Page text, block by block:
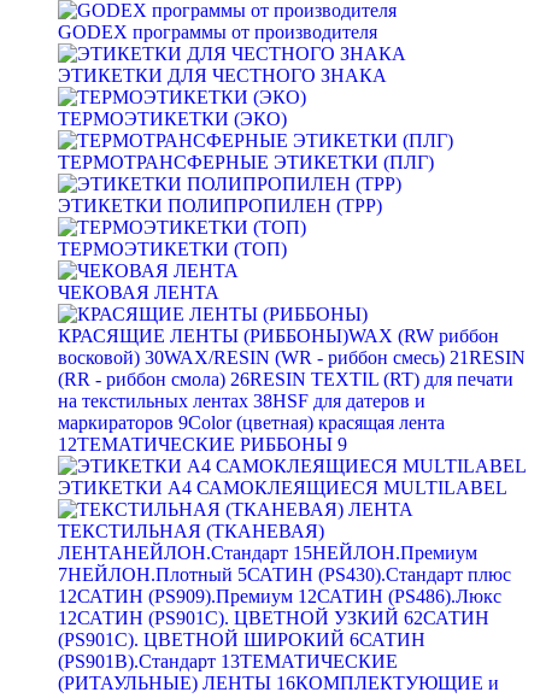
GODEX программы от производителя
ЭТИКЕТКИ ДЛЯ ЧЕСТНОГО ЗНАКА
ТЕРМОЭТИКЕТКИ (ЭКО)
ТЕРМОТРАНСФЕРНЫЕ ЭТИКЕТКИ (ПЛГ)
ЭТИКЕТКИ ПОЛИПРОПИЛЕН (TPP)
ТЕРМОЭТИКЕТКИ (ТОП)
ЧЕКОВАЯ ЛЕНТА
КРАСЯЩИЕ ЛЕНТЫ (РИББОНЫ)WAX (RW риббон
восковой) 30WAX/RESIN (WR - риббон смесь) 21RESIN
(RR - риббон смола) 26RESIN TEXTIL (RT) для печати
на текстильных лентах 38HSF для датеров и
маркираторов 9Color (цветная) красящая лента
12ТЕМАТИЧЕСКИЕ РИББОНЫ 9
ЭТИКЕТКИ А4 САМОКЛЕЯЩИЕСЯ MULTILABEL
ТЕКСТИЛЬНАЯ (ТКАНЕВАЯ)
ЛЕНТАНЕЙЛОН.Стандарт 15НЕЙЛОН.Премиум
7НЕЙЛОН.Плотный 5САТИН (PS430).Стандарт плюс
12САТИН (PS909).Премиум 12САТИН (PS486).Люкс
12САТИН (PS901C). ЦВЕТНОЙ УЗКИЙ 62САТИН
(PS901C). ЦВЕТНОЙ ШИРОКИЙ 6САТИН
(PS901B).Стандарт 13ТЕМАТИЧЕСКИЕ
(РИТАУЛЬНЫЕ) ЛЕНТЫ 16КОМПЛЕКТУЮЩИЕ и